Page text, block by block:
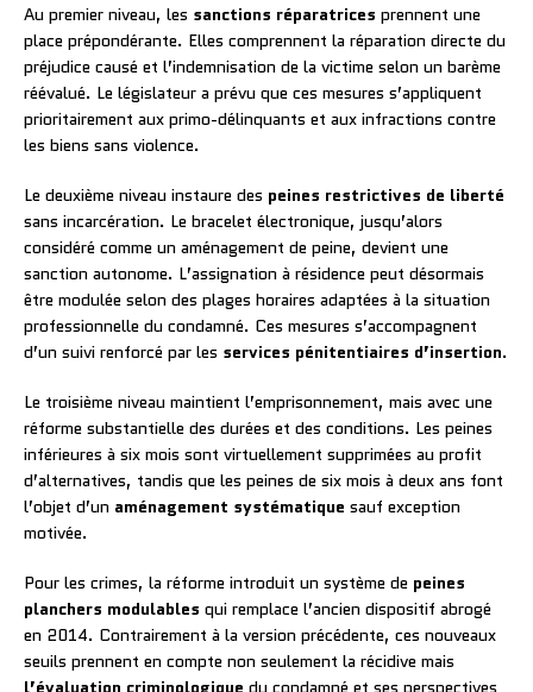
Au premier niveau, les sanctions réparatrices prennent une
place prépondérante. Elles comprennent la réparation directe du
préjudice causé et l’indemnisation de la victime selon un barème
réévalué. Le législateur a prévu que ces mesures s’appliquent
prioritairement aux primo-délinquants et aux infractions contre
les biens sans violence.
Le deuxième niveau instaure des peines restrictives de liberté
sans incarcération. Le bracelet électronique, jusqu’alors
considéré comme un aménagement de peine, devient une
sanction autonome. L’assignation à résidence peut désormais
être modulée selon des plages horaires adaptées à la situation
professionnelle du condamné. Ces mesures s’accompagnent
d’un suivi renforcé par les services pénitentiaires d’insertion.
Le troisième niveau maintient l’emprisonnement, mais avec une
réforme substantielle des durées et des conditions. Les peines
inférieures à six mois sont virtuellement supprimées au profit
d’alternatives, tandis que les peines de six mois à deux ans font
l’objet d’un aménagement systématique sauf exception
motivée.
Pour les crimes, la réforme introduit un système de peines
planchers modulables qui remplace l’ancien dispositif abrogé
en 2014. Contrairement à la version précédente, ces nouveaux
seuils prennent en compte non seulement la récidive mais
l’évaluation criminologique du condamné et ses perspectives